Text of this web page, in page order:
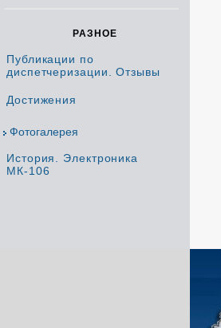
РАЗНОЕ
Публикации по
диспетчеризации. Отзывы
Достижения
Фотогалерея
История. Электроника
МК-106